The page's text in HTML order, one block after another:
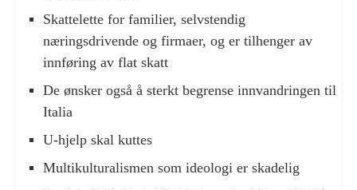
Skattelette for familier, selvstendig
næringsdrivende og firmaer, og er tilhenger av
innføring av flat skatt
De ønsker også å sterkt begrense innvandringen til
Italia
U-hjelp skal kuttes
Multikulturalismen som ideologi er skadelig